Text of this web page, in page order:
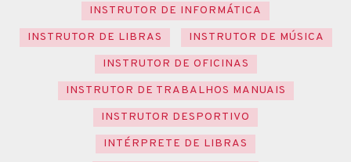
INSTRUTOR DE INFORMÁTICA
INSTRUTOR DE LIBRAS
INSTRUTOR DE MÚSICA
INSTRUTOR DE OFICINAS
INSTRUTOR DE TRABALHOS MANUAIS
INSTRUTOR DESPORTIVO
INTÉRPRETE DE LIBRAS